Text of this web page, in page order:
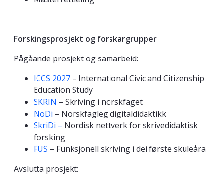
Forskingsprosjekt og forskargrupper
Pågåande prosjekt og samarbeid:
ICCS 2027 – International Civic and Citizenship
Education Study
SKRIN – Skriving i norskfaget
NoDi – Norskfagleg digitaldidaktikk
SkriDi – Nordisk nettverk for skrivedidaktisk
forsking
FUS – Funksjonell skriving i dei første skuleåra
Avslutta prosjekt: